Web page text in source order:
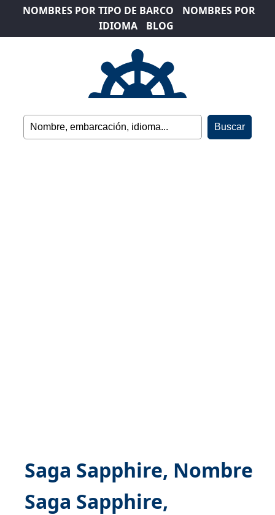
NOMBRES POR TIPO DE BARCO
NOMBRES POR
IDIOMA
BLOG
Saga Sapphire, Nombre
Saga Sapphire,